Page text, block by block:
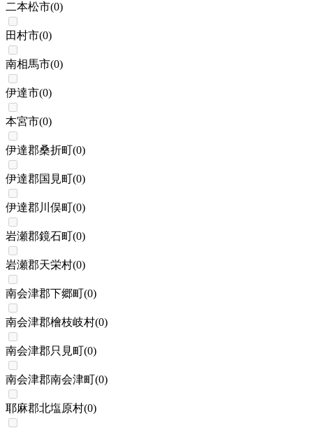
二本松市(0)
田村市(0)
南相馬市(0)
伊達市(0)
本宮市(0)
伊達郡桑折町(0)
伊達郡国見町(0)
伊達郡川俣町(0)
岩瀬郡鏡石町(0)
岩瀬郡天栄村(0)
南会津郡下郷町(0)
南会津郡檜枝岐村(0)
南会津郡只見町(0)
南会津郡南会津町(0)
耶麻郡北塩原村(0)